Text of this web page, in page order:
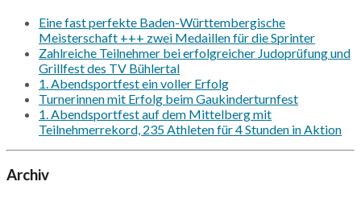
Eine fast perfekte Baden-Württembergische
Meisterschaft +++ zwei Medaillen für die Sprinter
Zahlreiche Teilnehmer bei erfolgreicher Judoprüfung und
Grillfest des TV Bühlertal
1. Abendsportfest ein voller Erfolg
Turnerinnen mit Erfolg beim Gaukinderturnfest
1. Abendsportfest auf dem Mittelberg mit
Teilnehmerrekord, 235 Athleten für 4 Stunden in Aktion
Archiv